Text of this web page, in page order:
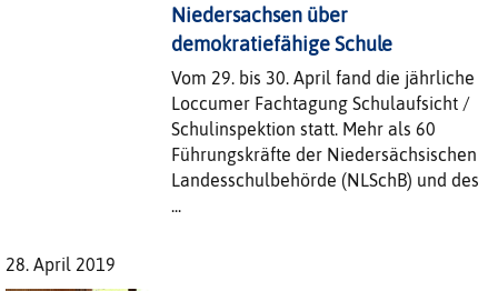
Niedersachsen über
demokratiefähige Schule
Vom 29. bis 30. April fand die jährliche
Loccumer Fachtagung Schulaufsicht /
Schulinspektion statt. Mehr als 60
Führungskräfte der Niedersächsischen
Landesschulbehörde (NLSchB) und des
...
28. April 2019